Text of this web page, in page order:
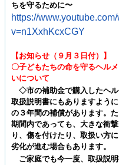
ちを守るために〜
https://
v=n1XxhKcxCGY
【お知らせ（９月３日付）】
〇子どもたちの命を守るヘル
いについて
◇市の補助金で購入したヘル
取扱説明書にもありますように
の３年間の補償があります。た
期間内であっても、大きな衝
り、傷を付けたり、取扱い方に
劣化が進む場合もあります。
ご家庭でも今一度、取扱説